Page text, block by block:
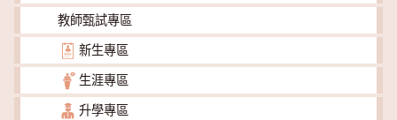
教師甄試專區
新生專區
生涯專區
升學專區